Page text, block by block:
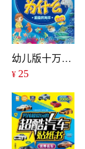
幼儿版十万个为什么：蓝蓝的海洋
¥ 25